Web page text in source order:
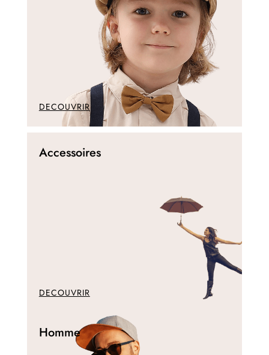
DECOUVRIR
Accessoires
DECOUVRIR
Homme